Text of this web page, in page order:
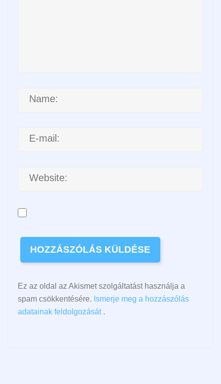
Ez az oldal az Akismet szolgáltatást használja a
spam csökkentésére. Ismerje meg a hozzászólás
adatainak feldolgozását.